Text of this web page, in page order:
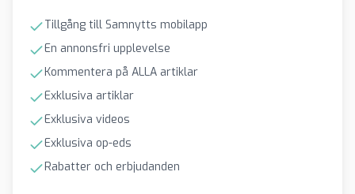
Tillgång till Samnytts mobilapp
En annonsfri upplevelse
Kommentera på ALLA artiklar
Exklusiva artiklar
Exklusiva videos
Exklusiva op-eds
Rabatter och erbjudanden